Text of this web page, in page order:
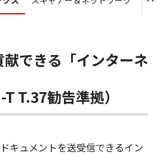
できる「インターネ
T.37勧告準拠）
キュメントを送受信できるイン